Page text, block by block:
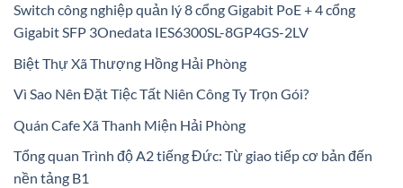
Switch công nghiệp quản lý 8 cổng Gigabit PoE + 4 cổng
Gigabit SFP 3Onedata IES6300SL-8GP4GS-2LV
Biệt Thự Xã Thượng Hồng Hải Phòng
Vì Sao Nên Đặt Tiệc Tất Niên Công Ty Trọn Gói?
Quán Cafe Xã Thanh Miện Hải Phòng
Tổng quan Trình độ A2 tiếng Đức: Từ giao tiếp cơ bản đến
nền tảng B1